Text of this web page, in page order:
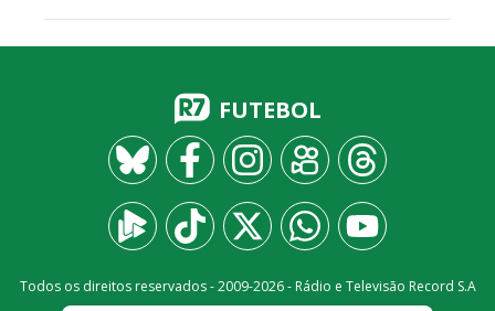
FUTEBOL
Todos os direitos reservados - 2009-2026- Rádio e Televisão Record S.A